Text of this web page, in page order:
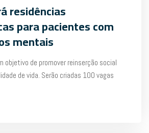
residências
para pacientes com
mentais
objetivo de promover reinserção social
de vida. Serão criadas 100 vagas